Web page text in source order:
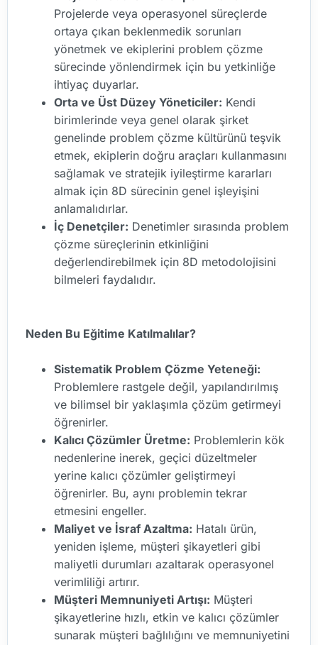
Projelerde veya operasyonel süreçlerde
ortaya çıkan beklenmedik sorunları
yönetmek ve ekiplerini problem çözme
sürecinde yönlendirmek için bu yetkinliğe
ihtiyaç duyarlar.
Orta ve Üst Düzey Yöneticiler: Kendi
birimlerinde veya genel olarak şirket
genelinde problem çözme kültürünü teşvik
etmek, ekiplerin doğru araçları kullanmasını
sağlamak ve stratejik iyileştirme kararları
almak için 8D sürecinin genel işleyişini
anlamalıdırlar.
İç Denetçiler: Denetimler sırasında problem
çözme süreçlerinin etkinliğini
değerlendirebilmek için 8D metodolojisini
bilmeleri faydalıdır.
Neden Bu Eğitime Katılmalılar?
Sistematik Problem Çözme Yeteneği:
Problemlere rastgele değil, yapılandırılmış
ve bilimsel bir yaklaşımla çözüm getirmeyi
öğrenirler.
Kalıcı Çözümler Üretme: Problemlerin kök
nedenlerine inerek, geçici düzeltmeler
yerine kalıcı çözümler geliştirmeyi
öğrenirler. Bu, aynı problemin tekrar
etmesini engeller.
Maliyet ve İsraf Azaltma: Hatalı ürün,
yeniden işleme, müşteri şikayetleri gibi
maliyetli durumları azaltarak operasyonel
verimliliği artırır.
Müşteri Memnuniyeti Artışı: Müşteri
şikayetlerine hızlı, etkin ve kalıcı çözümler
sunarak müşteri bağlılığını ve memnuniyetini